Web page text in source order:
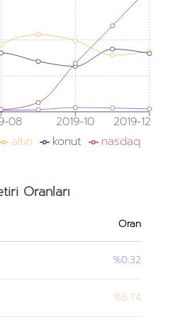
08 2019-10 2019-12
altın konut nasdaq
Oranları
Oran
%0.32
%6.74